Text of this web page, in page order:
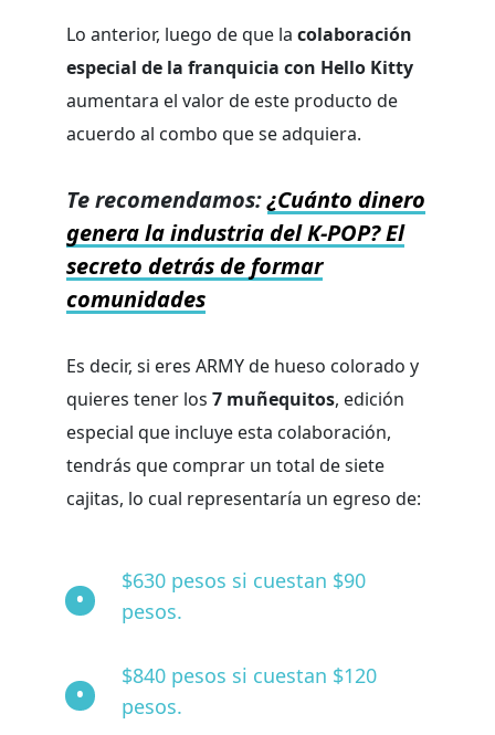
Lo anterior, luego de que la colaboración
especial de la franquicia con Hello Kitty
aumentara el valor de este producto de
acuerdo al combo que se adquiera.
Te recomendamos:¿Cuánto dinero
genera la industria del K-POP? El
secreto detrás de formar
comunidades
Es decir, si eres ARMY de hueso colorado y
quieres tener los 7 muñequitos, edición
especial que incluye esta colaboración,
tendrás que comprar un total de siete
cajitas, lo cual representaría un egreso de:
$630 pesos si cuestan $90
pesos.
$840 pesos si cuestan $120
pesos.